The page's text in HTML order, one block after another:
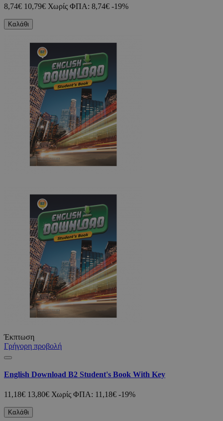
8,74€ 10,79€ Χωρίς ΦΠΑ: 8,74€ -19%
Καλάθι
Έκπτωση
Γρήγορη προβολή
English Download B2 Student's Book With Key
11,18€ 13,80€ Χωρίς ΦΠΑ: 11,18€ -19%
Καλάθι